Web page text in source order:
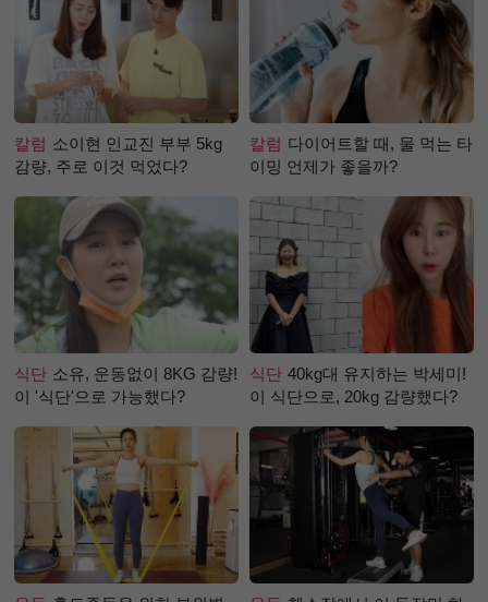
칼럼 소이현 인교진 부부 5kg
감량, 주로 이것 먹었다?
칼럼 다이어트할 때, 물 먹는 타
이밍 언제가 좋을까?
식단 소유, 운동없이 8KG 감량!
이 '식단'으로 가능했다?
식단 40kg대 유지하는 박세미!
이 식단으로, 20kg 감량했다?